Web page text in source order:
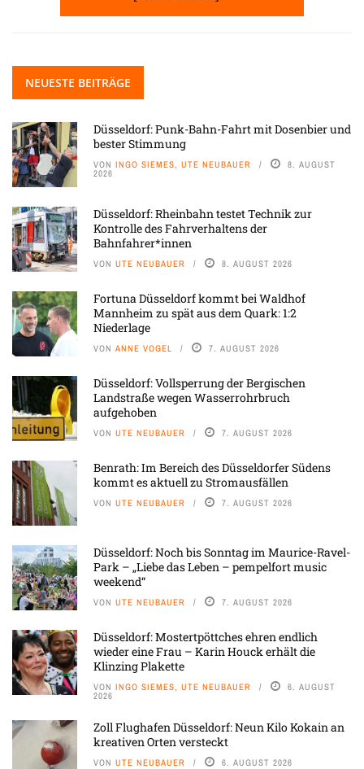
NEUESTE BEITRÄGE
Düsseldorf: Punk-Bahn-Fahrt mit Dosenbier und
bester Stimmung
VON INGO SIEMES, UTE NEUBAUER 8. AUGUST
2026
Düsseldorf: Rheinbahn testet Technik zur
Kontrolle des Fahrverhaltens der
Bahnfahrer*innen
VON UTE NEUBAUER 8. AUGUST 2026
Fortuna Düsseldorf kommt bei Waldhof
Mannheim zu spät aus dem Quark: 1:2
Niederlage
VON ANNE VOGEL 7. AUGUST 2026
Düsseldorf: Vollsperrung der Bergischen
Landstraße wegen Wasserrohrbruch
aufgehoben
VON UTE NEUBAUER 7. AUGUST 2026
Benrath: Im Bereich des Düsseldorfer Südens
kommt es aktuell zu Stromausfällen
VON UTE NEUBAUER 7. AUGUST 2026
Düsseldorf: Noch bis Sonntag im Maurice-Ravel-
Park – „Liebe das Leben – pempelfort music
weekend“
VON UTE NEUBAUER 7. AUGUST 2026
Düsseldorf: Mostertpöttches ehren endlich
wieder eine Frau – Karin Houck erhält die
Klinzing Plakette
VON INGO SIEMES, UTE NEUBAUER 6. AUGUST
2026
Zoll Flughafen Düsseldorf: Neun Kilo Kokain an
kreativen Orten versteckt
VON UTE NEUBAUER 6. AUGUST 2026